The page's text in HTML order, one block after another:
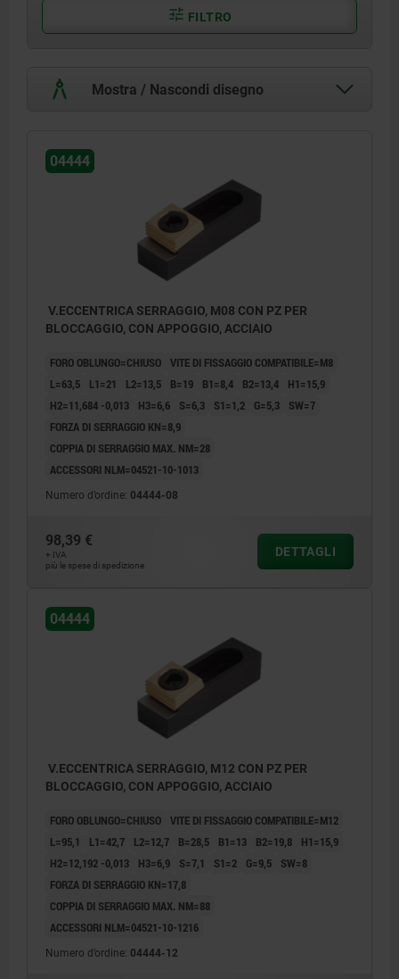
FILTRO
Mostra / Nascondi disegno
04444
V.ECCENTRICA SERRAGGIO, M08 CON PZ PER
BLOCCAGGIO, CON APPOGGIO, ACCIAIO
FORO OBLUNGO=CHIUSO VITE DI FISSAGGIO COMPATIBILE=M8
L=63,5
L1=21 L2=13,5 B=19 B1=8,4 B2=13,4
H1=15,9
H2=11,684 -0,013
H3=6,6 S=6,3 S1=1,2 G=5,3
SW=7
FORZA DI SERRAGGIO KN=8,9
COPPIA DI SERRAGGIO MAX. NM=28
ACCESSORI NLM=04521-10-1013
Numero d’ordine: 04444-08
98,39 €
+ IVA
più le spese di spedizione
DETTAGLI
04444
V.ECCENTRICA SERRAGGIO, M12 CON PZ PER
BLOCCAGGIO, CON APPOGGIO, ACCIAIO
FORO OBLUNGO=CHIUSO VITE DI FISSAGGIO COMPATIBILE=M12
L=95,1
L1=42,7 L2=12,7 B=28,5 B1=13 B2=19,8
H1=15,9
H2=12,192 -0,013
H3=6,9 S=7,1 S1=2 G=9,5
SW=8
FORZA DI SERRAGGIO KN=17,8
COPPIA DI SERRAGGIO MAX. NM=88
ACCESSORI NLM=04521-10-1216
Numero d’ordine: 04444-12